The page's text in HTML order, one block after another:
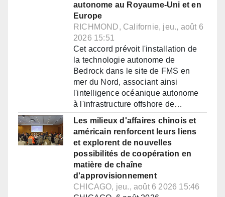
autonome au Royaume-Uni et en
Europe
RICHMOND, Californie, jeu., août 6
2026 15:51
Cet accord prévoit l'installation de
la technologie autonome de
Bedrock dans le site de FMS en
mer du Nord, associant ainsi
l'intelligence océanique autonome
à l'infrastructure offshore de…
Les milieux d'affaires chinois et
américain renforcent leurs liens
et explorent de nouvelles
possibilités de coopération en
matière de chaîne
d'approvisionnement
CHICAGO, jeu., août 6 2026 15:46